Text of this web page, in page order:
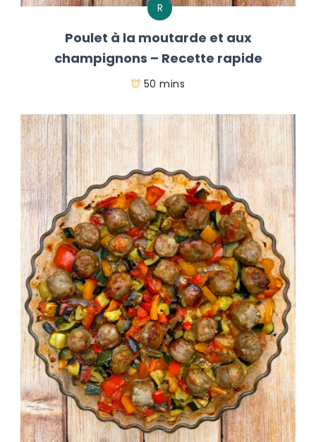
R
Poulet à la moutarde et aux
champignons – Recette rapide
50 mins